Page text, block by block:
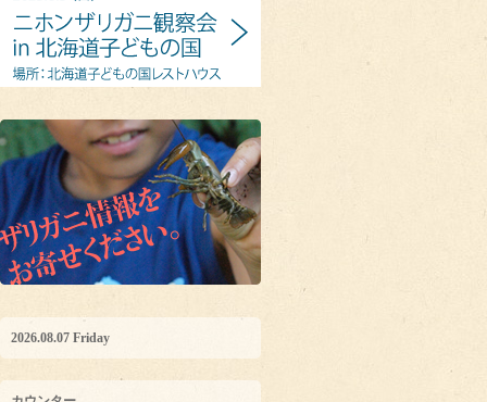
2026.08.07 Friday